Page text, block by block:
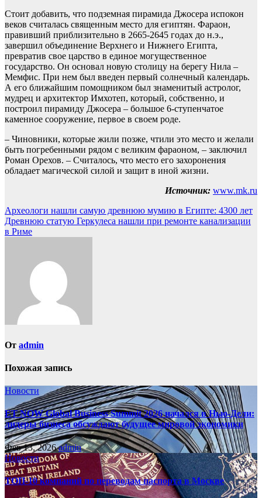
Стоит добавить, что подземная пирамида Джосера испокон
веков считалась священным место для египтян. Фараон,
правивший приблизительно в 2665-2645 годах до н.э.,
завершил объединение Верхнего и Нижнего Египта,
превратив свое царство в единое могущественное
государство. Он основал новую столицу на берегу Нила –
Мемфис. При нем был введен первый солнечный календарь.
А его ближайшим помощником был знаменитый астролог,
мудрец и архитектор Имхотеп, который, собственно, и
построил пирамиду Джосера – большое 6-ступенчатое
каменное сооружение, первое в своем роде.
– Чиновники, которые жили позже, чтили это место и желали
быть погребенными рядом с великим фараоном, – заключил
Роман Орехов. – Считалось, что место его захоронения
обладает магической силой и защит в иной жизни.
Источник: www.mk.ru
Навигация
по
Археологи нашли самую древнюю мумию в Египте: 4300 лет
Древнюю статую Геркулеса нашли при ремонте канализации
в Риме
От admin
Похожая запись
Новости
ET NOW Global Business Summit 2026 начался в Нью‑Дели:
лидеры бизнеса обсуждают будущее мировой экономики
Фев 13, 2026admin
Новости
ТОП-10 компаний по переводам паспорта в Москве